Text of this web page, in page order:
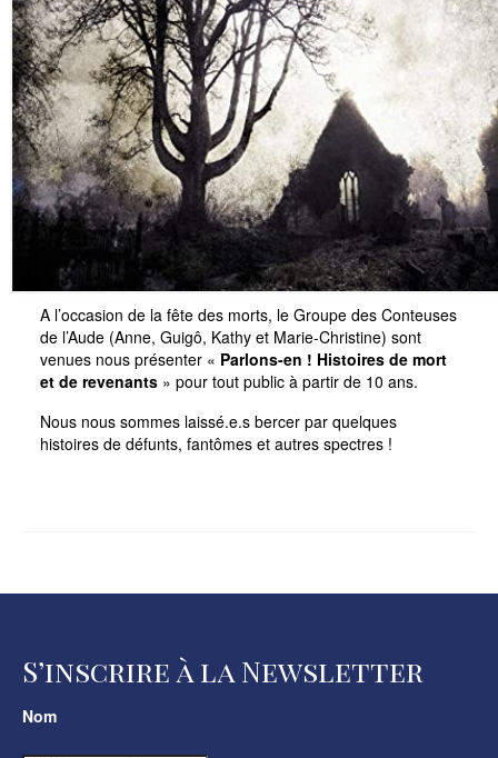
A l’occasion de la fête des morts, le Groupe des Conteuses
de l’Aude (Anne, Guigô, Kathy et Marie-Christine) sont
venues nous présenter « Parlons-en ! Histoires de mort
et de revenants» pour tout public à partir de 10 ans.
Nous nous sommes laissé.e.s bercer par quelques
histoires de défunts, fantômes et autres spectres !
S’inscrire à la Newsletter
Nom